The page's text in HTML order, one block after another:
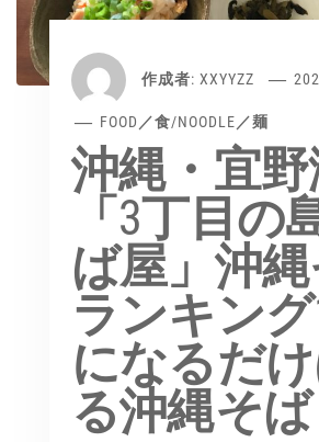
作成者: XXYYZZ
FOOD／食/NOODLE／麺
沖縄・宜
「3丁目の
ば屋」沖
ランキン
になるだ
る沖縄そば